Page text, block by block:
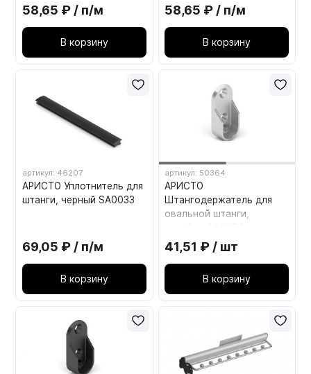
58,65 ₽ / п/м
В корзину
58,65 ₽ / п/м
В корзину
артикул: 46207
АРИСТО Уплотнитель для
штанги, черный SA0033
69,05 ₽ / п/м
В корзину
артикул: 50364
АРИСТО
Штангодержатель для
овальной штанги,
41,51 ₽ / шт
В корзину